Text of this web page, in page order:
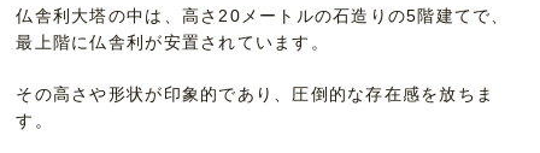
仏舎利大塔の中は、高さ20メートルの石造りの5階建てで、
最上階に仏舎利が安置されています。
その高さや形状が印象的であり、圧倒的な存在感を放ちま
す。